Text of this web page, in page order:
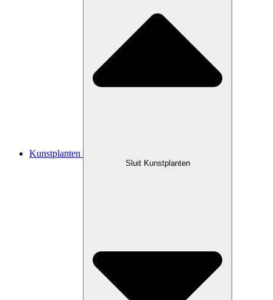
Kunstplanten
Sluit Kunstplanten